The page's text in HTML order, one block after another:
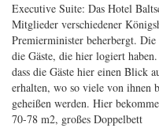
Executive Suite: Das Hotel
Mitglieder verschiedener
Premierminister beherbergt.
die Gäste, die hier logiert
dass die Gäste hier einen Blick
erhalten, wo so viele von ihnen
geheißen werden. Hier
70-78 m2, großes Doppelbett